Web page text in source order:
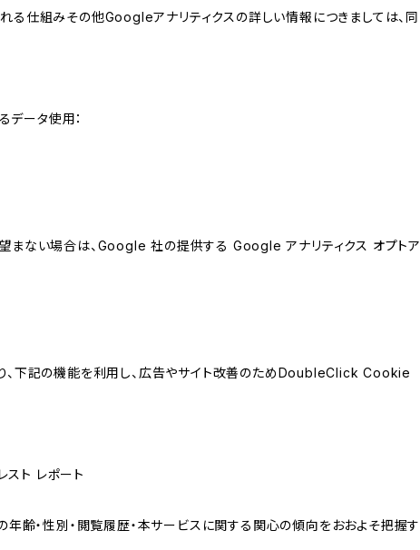
る仕組みその他Googleアナリティクスの詳しい情報につきましては、同
ータ使用：
まない場合は、Google 社の提供する Google アナリティクス オプトア
、下記の機能を利用し、広告やサイト改善のためDoubleClick Cookie
ト レポート
・性別・閲覧履歴・本サービスに関する関心の傾向をおおよそ把握す